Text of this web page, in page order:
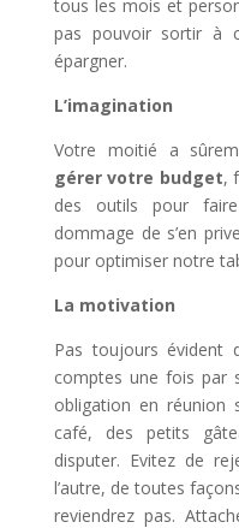
tous les mois et
pas pouvoir sortir à
épargner.
L’imagination
Votre moitié a
gérer votre budget,
des outils pour
dommage de s’en
pour optimiser notre
La motivation
Pas toujours évident
comptes une fois par
obligation en réunion
café, des petits
disputer. Evitez de
l’autre, de toutes
reviendrez pas.